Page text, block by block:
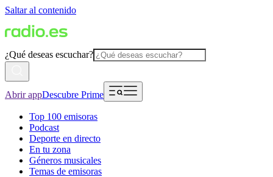
Saltar al contenido
¿Qué deseas escuchar?
Abrir appDescubre Prime
Top 100 emisoras
Podcast
Deporte en directo
En tu zona
Géneros musicales
Temas de emisoras